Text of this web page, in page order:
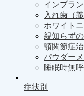
インプラ
入れ歯（義
ホワイト
親知らず
顎関節症
パウダー
睡眠時無
症状別